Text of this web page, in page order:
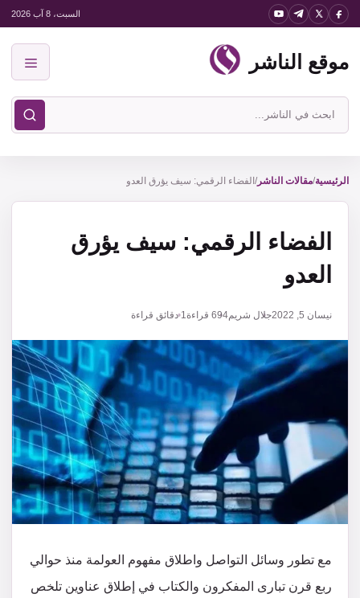
انتقل
المحتوى
السبت، 8 آب 2026
موقع الناشر
ابحث
في
الناشر
الرئيسية/مقالات الناشر/ الفضاء الرقمي: سيف يؤرق العدو
الفضاء الرقمي: سيف يؤرق
العدو
نيسان 5, 2022 جلال شريم694 قراءة1 دقائق قراءة
مع تطور وسائل التواصل واطلاق مفهوم العولمة منذ حوالي
ربع قرن تبارى المفكرون والكتاب في إطلاق عناوين تلخص